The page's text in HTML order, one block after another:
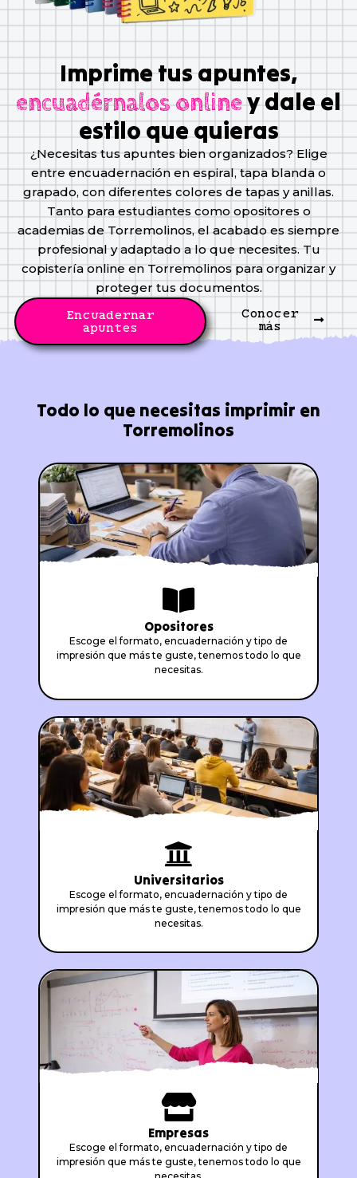
Imprime tus apuntes,
encuadérnalos online y dale el
estilo que quieras
¿Necesitas tus apuntes bien organizados? Elige
entre encuadernación en espiral, tapa blanda o
grapado, con diferentes colores de tapas y anillas.
Tanto para estudiantes como opositores o
academias de Torremolinos, el acabado es siempre
profesional y adaptado a lo que necesites. Tu
copistería online en Torremolinos para organizar y
proteger tus documentos.
Encuadernar
apuntes
Conocer
más
Todo lo que necesitas imprimir en
Torremolinos
Opositores
Escoge el formato, encuadernación y tipo de
impresión que más te guste, tenemos todo lo que
necesitas.
Universitarios
Escoge el formato, encuadernación y tipo de
impresión que más te guste, tenemos todo lo que
necesitas.
Empresas
Escoge el formato, encuadernación y tipo de
impresión que más te guste, tenemos todo lo que